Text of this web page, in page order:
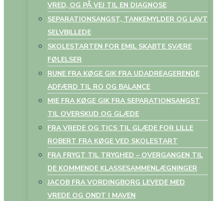
VRED, OG PÅ VEJ TIL EN DIAGNOSE
SEPARATIONSANGST, TANKEMYLDER OG LAVT
SELVBILLEDE
SKOLESTARTEN FOR EMIL SKABTE SVÆRE
FØLELSER
RUNE FRA KØGE GIK FRA UDADREAGERENDE
ADFÆRD TIL RO OG BALANCE
MIE FRA KØGE GIK FRA SEPARATIONSANGST
TIL OVERSKUD OG GLÆDE
FRA VREDE OG TICS TIL GLÆDE FOR LILLE
ROBERT FRA KØGE VED SKOLESTART
FRA FRYGT TIL TRYGHED – OVERGANGEN TIL
DE KOMMENDE KLASSESAMMENLÆGNINGER
JACOB FRA VORDINGBORG LEVEDE MED
VREDE OG ONDT I MAVEN